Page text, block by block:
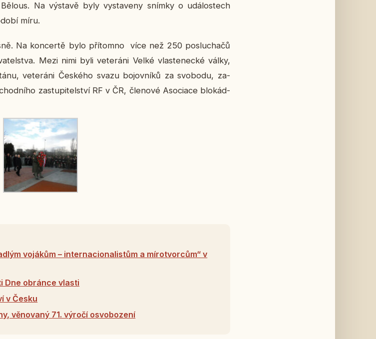
Na vý­sta­vě byly vy­sta­ve­ny snímky o udá­los­tech
míru.
Na kon­cer­tě bylo pří­tomno více než 250 po­slu­cha­čů
Mezi nimi byli ve­te­rá­ni Velké vlas­te­nec­ké války,
ve­te­rá­ni Čes­ké­ho svazu bo­jov­ní­ků za svo­bo­du, za­
za­stu­pi­tel­ství RF v ČR, čle­no­vé Aso­ci­a­ce blo­kád­
vojákům – internacionalistům a mírotvorcům“ v
Dne obránce vlasti
v Česku
věnovaný 71. výročí osvobození